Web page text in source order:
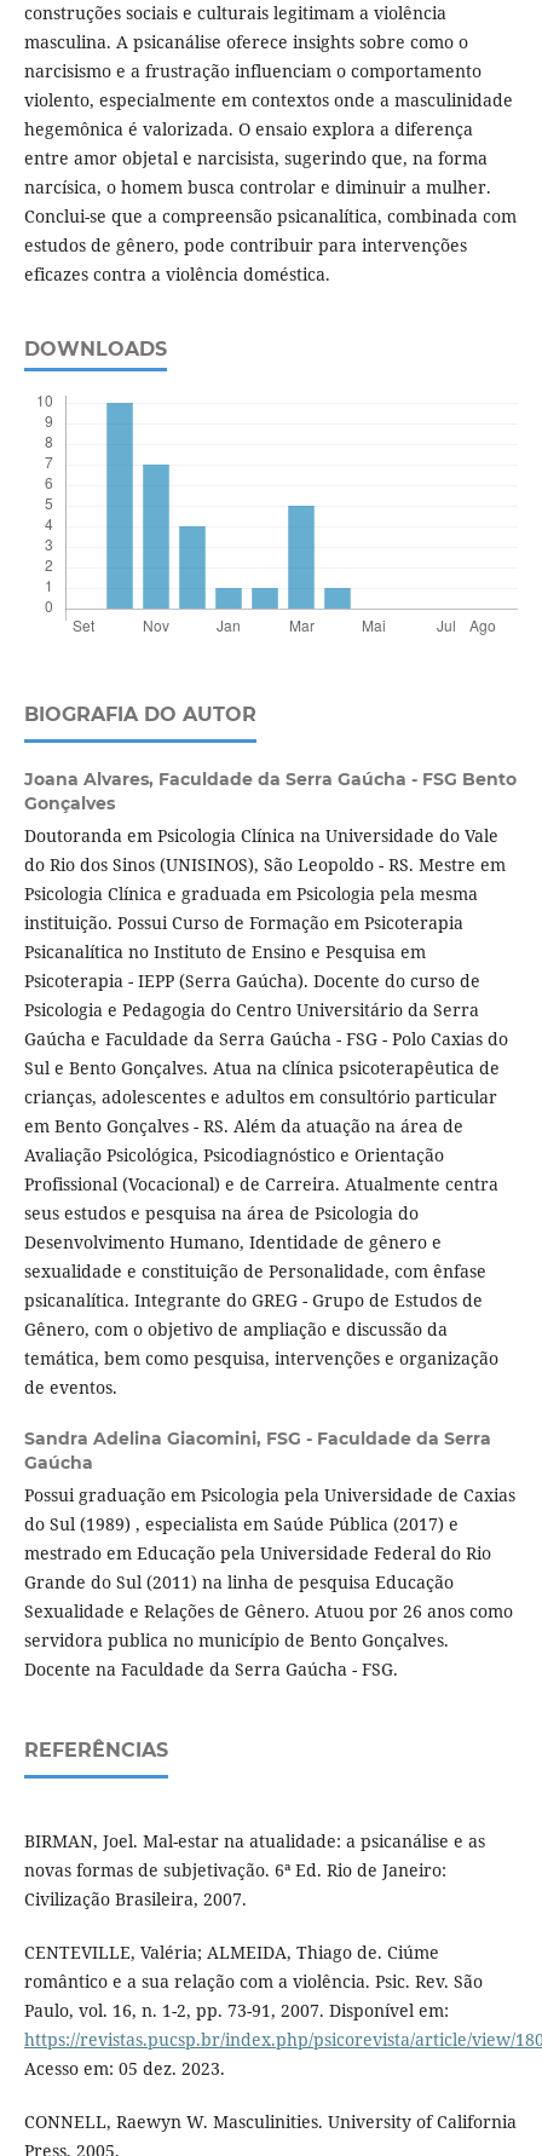
construções sociais e culturais legitimam a violência
masculina. A psicanálise oferece insights sobre como o
narcisismo e a frustração influenciam o comportamento
violento, especialmente em contextos onde a masculinidade
hegemônica é valorizada. O ensaio explora a diferença
entre amor objetal e narcisista, sugerindo que, na forma
narcísica, o homem busca controlar e diminuir a mulher.
Conclui-se que a compreensão psicanalítica, combinada com
estudos de gênero, pode contribuir para intervenções
eficazes contra a violência doméstica.
DOWNLOADS
BIOGRAFIA DO AUTOR
Joana Alvares, Faculdade da Serra Gaúcha - FSG Bento
Gonçalves
Doutoranda em Psicologia Clínica na Universidade do Vale
do Rio dos Sinos (UNISINOS), São Leopoldo - RS. Mestre em
Psicologia Clínica e graduada em Psicologia pela mesma
instituição. Possui Curso de Formação em Psicoterapia
Psicanalítica no Instituto de Ensino e Pesquisa em
Psicoterapia - IEPP (Serra Gaúcha). Docente do curso de
Psicologia e Pedagogia do Centro Universitário da Serra
Gaúcha e Faculdade da Serra Gaúcha - FSG - Polo Caxias do
Sul e Bento Gonçalves. Atua na clínica psicoterapêutica de
crianças, adolescentes e adultos em consultório particular
em Bento Gonçalves - RS. Além da atuação na área de
Avaliação Psicológica, Psicodiagnóstico e Orientação
Profissional (Vocacional) e de Carreira. Atualmente centra
seus estudos e pesquisa na área de Psicologia do
Desenvolvimento Humano, Identidade de gênero e
sexualidade e constituição de Personalidade, com ênfase
psicanalítica. Integrante do GREG - Grupo de Estudos de
Gênero, com o objetivo de ampliação e discussão da
temática, bem como pesquisa, intervenções e organização
de eventos.
Sandra Adelina Giacomini, FSG - Faculdade da Serra
Gaúcha
Possui graduação em Psicologia pela Universidade de Caxias
do Sul (1989) , especialista em Saúde Pública (2017) e
mestrado em Educação pela Universidade Federal do Rio
Grande do Sul (2011) na linha de pesquisa Educação
Sexualidade e Relações de Gênero. Atuou por 26 anos como
servidora publica no município de Bento Gonçalves.
Docente na Faculdade da Serra Gaúcha - FSG.
REFERÊNCIAS
BIRMAN, Joel. Mal-estar na atualidade: a psicanálise e as
novas formas de subjetivação. 6ª Ed. Rio de Janeiro:
Civilização Brasileira, 2007.
CENTEVILLE, Valéria; ALMEIDA, Thiago de. Ciúme
romântico e a sua relação com a violência. Psic. Rev. São
Paulo, vol. 16, n. 1-2, pp. 73-91, 2007. Disponível em:
https://revistas.pucsp.br/index.php/psicorevista/article/view/
Acesso em: 05 dez. 2023.
CONNELL, Raewyn W. Masculinities. University of California
Press, 2005.